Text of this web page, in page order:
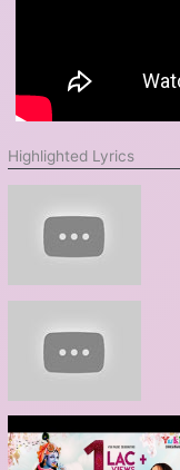
Highlighted Lyrics